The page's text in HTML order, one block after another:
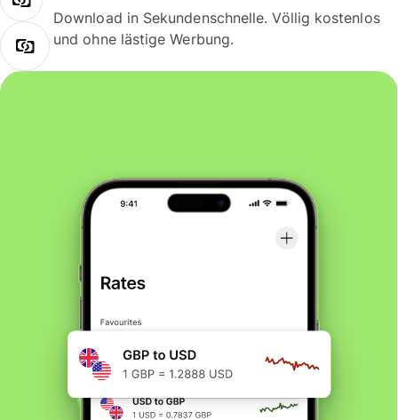
Download in Sekundenschnelle. Völlig kostenlos
und ohne lästige Werbung.